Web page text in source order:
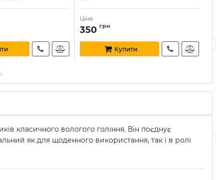
Ціна:
350 грн
Купити
класичного вологого гоління. Він поєднує
як для щоденного використання, так і в ролі